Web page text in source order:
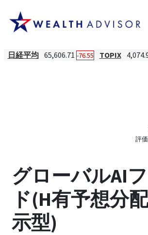
日経平均 65,606.71 -76.55 TOPIX
評
グローバルAI
ド(H有予想分
示型)